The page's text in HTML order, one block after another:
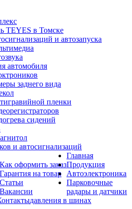
TEYES в Томске
и автозапуска
автомобиля
заднего вида
пленки
сидений
и автосигнализаций
Как оформить заказ
Гарантия на товар
Статьи
Вакансии
Главная
Продукция
Автоэлектроника
Парковочные
радары и датчики
давления в шинах